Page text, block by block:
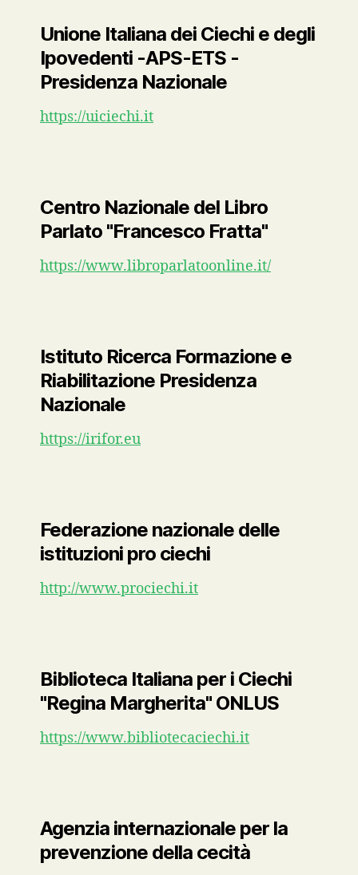
Unione Italiana dei Ciechi e degli
Ipovedenti -APS-ETS -
Presidenza Nazionale
https://uiciechi.it
Centro Nazionale del Libro
Parlato "Francesco Fratta"
https://www.libroparlatoonline.it/
Istituto Ricerca Formazione e
Riabilitazione Presidenza
Nazionale
https://irifor.eu
Federazione nazionale delle
istituzioni pro ciechi
http://www.prociechi.it
Biblioteca Italiana per i Ciechi
"Regina Margherita" ONLUS
https://www.bibliotecaciechi.it
Agenzia internazionale per la
prevenzione della cecità